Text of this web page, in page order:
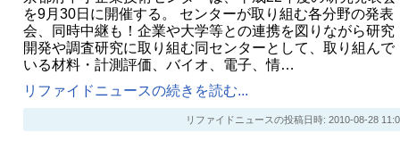
を9月30日に開催する。 センターが取り組む各分野の発表
会、同時中継も！企業や大学等との連携を図りながら研究
開発や調査研究に取り組む同センターとして、取り組んで
いる材料・計測評価、バイオ、電子、情…
リファイドニュースの続きを読む...
リファイドニュースの投稿日時: 2010-08-28